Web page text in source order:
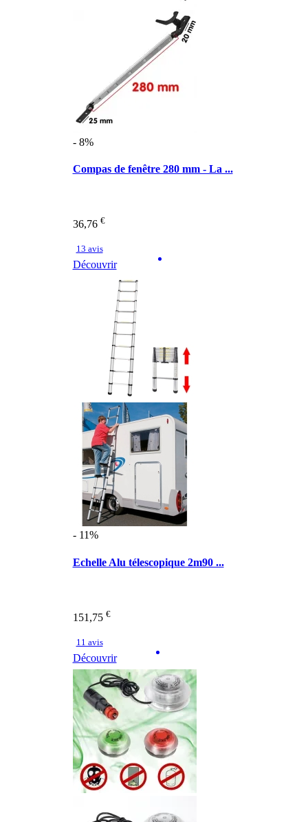
- 8%
Compas de fenêtre 280 mm - La ...
36,76 €
13 avis
Découvrir
- 11%
Echelle Alu télescopique 2m90 ...
151,75 €
11 avis
Découvrir